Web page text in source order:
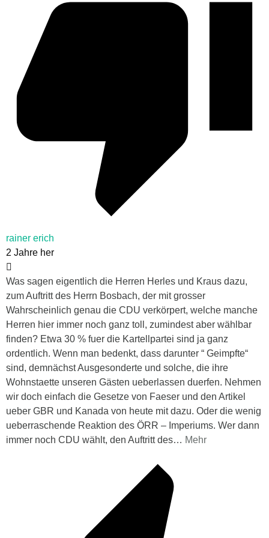
rainer erich
2 Jahre her
Was sagen eigentlich die Herren Herles und Kraus dazu,
zum Auftritt des Herrn Bosbach, der mit grosser
Wahrscheinlich genau die CDU verkörpert, welche manche
Herren hier immer noch ganz toll, zumindest aber wählbar
finden? Etwa 30 % fuer die Kartellpartei sind ja ganz
ordentlich. Wenn man bedenkt, dass darunter “ Geimpfte“
sind, demnächst Ausgesonderte und solche, die ihre
Wohnstaette unseren Gästen ueberlassen duerfen. Nehmen
wir doch einfach die Gesetze von Faeser und den Artikel
ueber GBR und Kanada von heute mit dazu. Oder die wenig
ueberraschende Reaktion des ÖRR – Imperiums. Wer dann
immer noch CDU wählt, den Auftritt des… Mehr